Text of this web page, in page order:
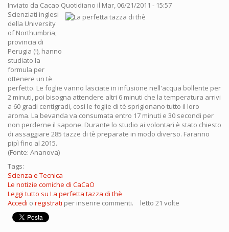
Inviato da Cacao Quotidiano il Mar, 06/21/2011 - 15:57
Scienziati inglesi
della University
of Northumbria,
provincia di
Perugia (!), hanno
studiato la
formula per
ottenere un tè
perfetto. Le foglie vanno lasciate in infusione nell'acqua bollente per
2 minuti, poi bisogna attendere altri 6 minuti che la temperatura arrivi
a 60 gradi centigradi, così le foglie di tè sprigionano tutto il loro
aroma. La bevanda va consumata entro 17 minuti e 30 secondi per
non perderne il sapone. Durante lo studio ai volontari è stato chiesto
di assaggiare 285 tazze di tè preparate in modo diverso. Faranno
pipì fino al 2015.
(Fonte: Ananova)
Tags:
Scienza e Tecnica
Le notizie comiche di CaCaO
Leggi tutto su La perfetta tazza di thè
Accedi o registrati per inserire commenti. letto 21 volte